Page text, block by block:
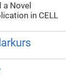
Novel
in CELL